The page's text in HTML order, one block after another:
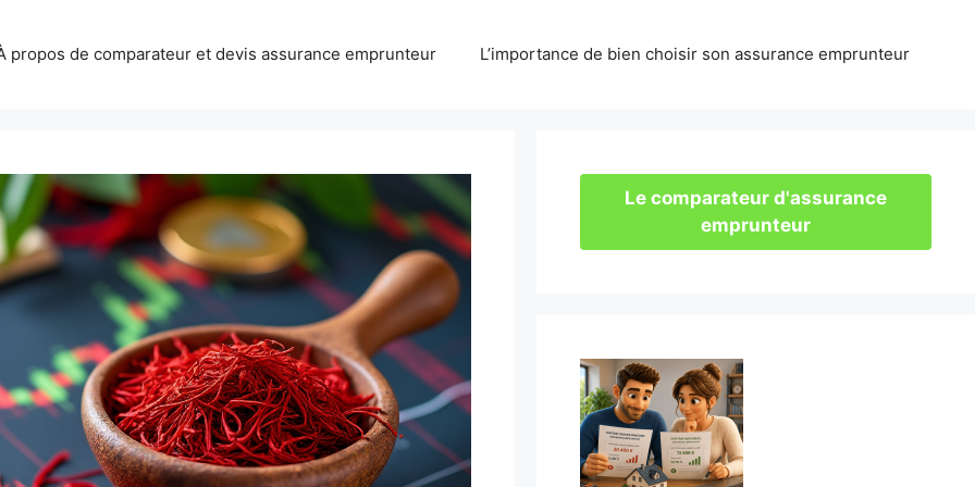
propos de comparateur et devis assurance emprunteur L’importance de bien choisir son assurance emprunteur
Le comparateur d'assurance
emprunteur